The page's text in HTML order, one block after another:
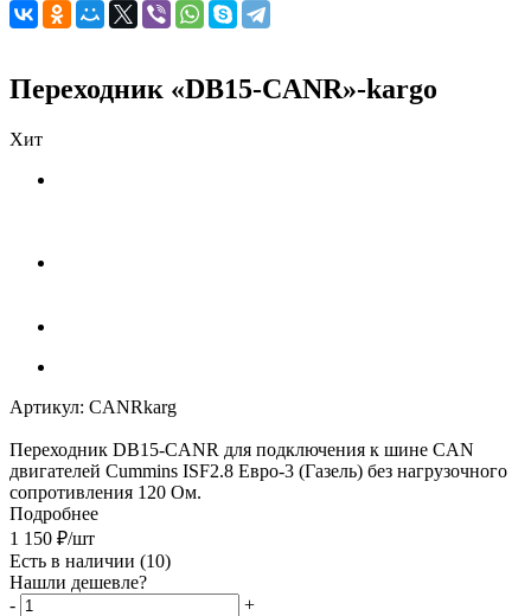
Переходник «DB15-CANR»-kargo
Хит
Артикул: CANRkarg
Переходник DB15-CANR для подключения к шине CAN
двигателей Cummins ISF2.8 Евро-3 (Газель) без нагрузочного
сопротивления 120 Ом.
Подробнее
1 150 ₽/шт
Есть в наличии (10)
Нашли дешевле?
-
+